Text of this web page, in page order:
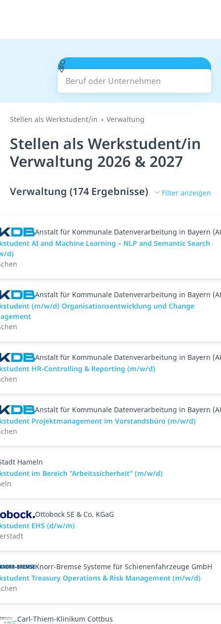
Beruf oder Unternehmen
Suchen
Stellen als Werkstudent/in Verwaltung
Stellen als Werkstudent/in
Verwaltung 2026 & 2027
Verwaltung (174 Ergebnisse) Filter anzeigen
Anstalt für Kommunale Datenverarbeitung in Bayern
AI and Machine Learning – NLP and Semantic Search
d)
Anstalt für Kommunale Datenverarbeitung in Bayern
(m/w/d) Organisationsentwicklung und Change
Anstalt für Kommunale Datenverarbeitung in Bayern
HR-Controlling & Reporting (m/w/d)
Anstalt für Kommunale Datenverarbeitung in Bayern
Projektmanagement im Vorstandsbüro (m/w/d)
Hameln
im Bereich "Arbeitssicherheit" (m/w/d)
Ottobock SE & Co. KGaG
EHS (d/w/m)
Knorr-Bremse Systeme für Schienenfahrzeuge GmbH
Treasury Operations & Risk Management (m/w/d)
Carl-Thiem-Klinikum Cottbus